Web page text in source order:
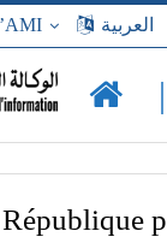
العربية